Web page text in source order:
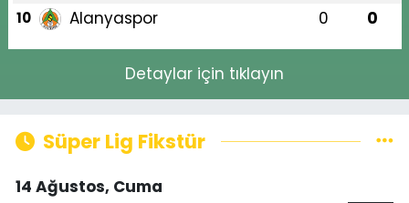
10 Alanyaspor 0 0
Detaylar için tıklayın
Süper Lig Fikstür
14 Ağustos, Cuma